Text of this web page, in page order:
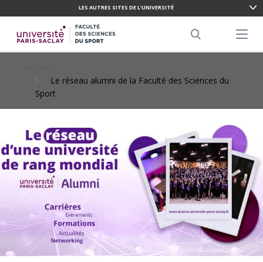
CONTENU
PRINCIPAL
LES AUTRES SITES DE L'UNIVERSITÉ
Menu
Le réseau alumni de la Faculté des Sciences du
Sport